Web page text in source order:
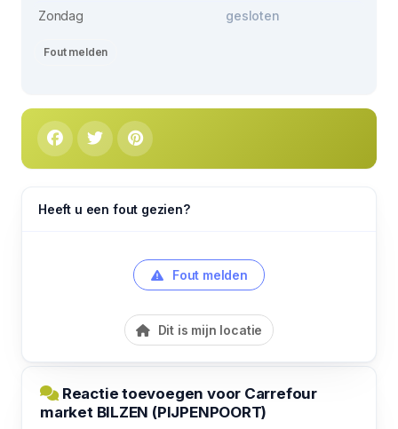
Zondag
gesloten
Fout melden
Heeft u een fout gezien?
Fout melden
Dit is mijn locatie
Reactie toevoegen voor Carrefour
market BILZEN (PIJPENPOORT)